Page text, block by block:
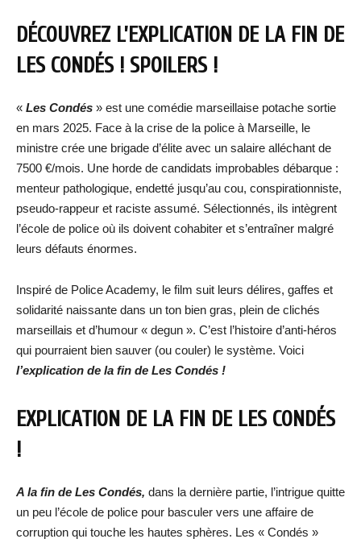
DÉCOUVREZ L’EXPLICATION DE LA FIN DE
LES CONDÉS ! SPOILERS !
« Les Condés » est une comédie marseillaise potache sortie
en mars 2025. Face à la crise de la police à Marseille, le
ministre crée une brigade d’élite avec un salaire alléchant de
7500 €/mois. Une horde de candidats improbables débarque :
menteur pathologique, endetté jusqu’au cou, conspirationniste,
pseudo-rappeur et raciste assumé. Sélectionnés, ils intègrent
l’école de police où ils doivent cohabiter et s’entraîner malgré
leurs défauts énormes.
Inspiré de Police Academy, le film suit leurs délires, gaffes et
solidarité naissante dans un ton bien gras, plein de clichés
marseillais et d’humour « degun ». C’est l’histoire d’anti-héros
qui pourraient bien sauver (ou couler) le système. Voici
l’explication de la fin de Les Condés !
EXPLICATION DE LA FIN DE LES CONDÉS
!
A la fin de Les Condés, dans la dernière partie, l’intrigue quitte
un peu l’école de police pour basculer vers une affaire de
corruption qui touche les hautes sphères. Les « Condés »